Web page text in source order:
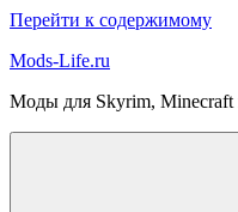
Перейти к содержимому
Mods-Life.ru
Моды для Skyrim, Minecraft